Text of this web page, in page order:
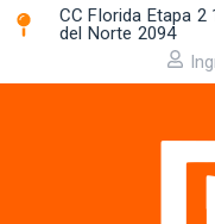
CC Florida Etapa
del Norte 2094 ​